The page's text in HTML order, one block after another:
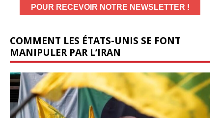
COMMENT LES ÉTATS-UNIS SE FONT
MANIPULER PAR L’IRAN